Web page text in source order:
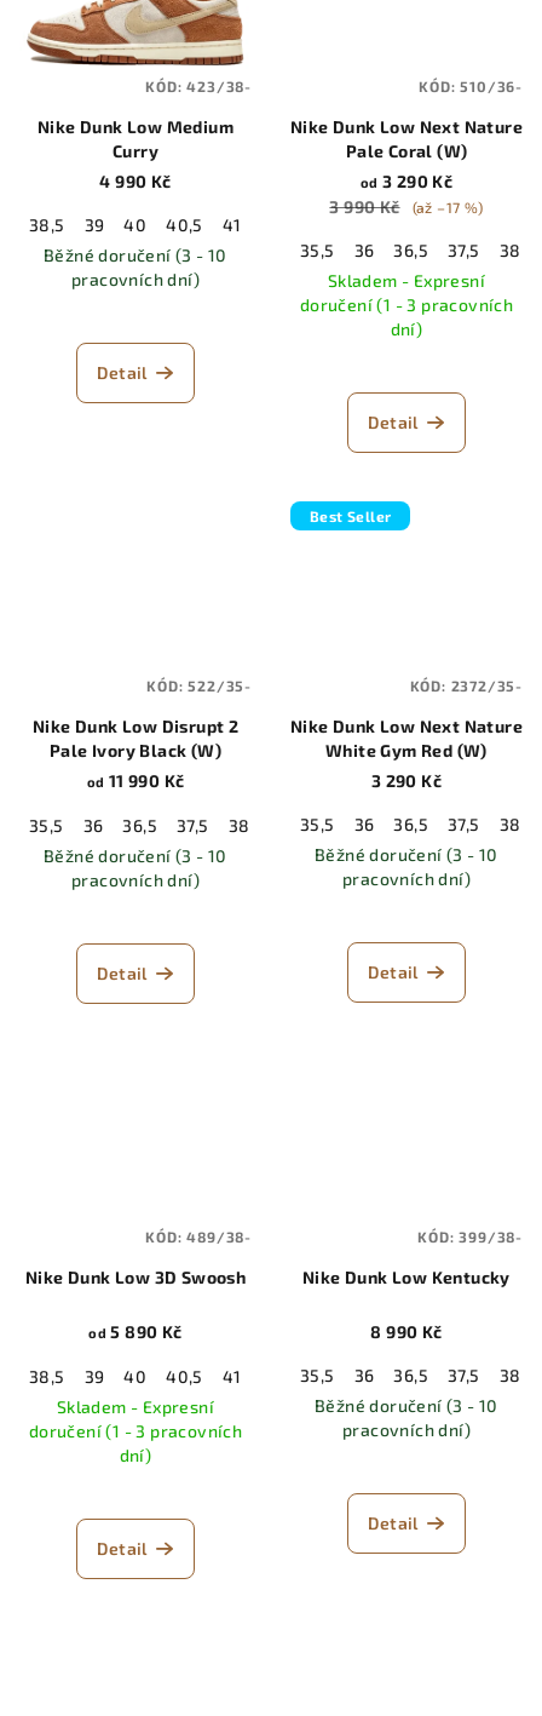
Nike Dunk Low Medium
Curry
4 990 Kč
38,5 39 40 40,5 41
Běžné doručení (3 - 10
pracovních dní)
Detail
KÓD:423/38-
Nike Dunk Low Next Nature
Pale Coral (W)
od 3 290 Kč
3 990 Kč
(až –17 %)
35,5 36 36,5 37,5 38
Skladem - Expresní
doručení (1 - 3 pracovních
dní)
Detail
KÓD:510/36-
Nike Dunk Low Disrupt 2
Pale Ivory Black (W)
od 11 990 Kč
35,5 36 36,5 37,5 38 38,5 39 40 40,5 41 42
Běžné doručení (3 - 10
pracovních dní)
Detail
KÓD:522/35-
Best Seller
Nike Dunk Low Next Nature
White Gym Red (W)
3 290 Kč
35,5 36 36,5 37,5 38
Běžné doručení (3 - 10
pracovních dní)
Detail
KÓD: 2372/35-
Nike Dunk Low 3D Swoosh
od 5 890 Kč
38,5 39 40 40,5 41 42,5 43 44 44,5 45
Skladem - Expresní
doručení (1 - 3 pracovních
dní)
Detail
KÓD:489/38-
Nike Dunk Low Kentucky
8 990 Kč
35,5 36 36,5 37,5 38
Běžné doručení (3 - 10
pracovních dní)
Detail
KÓD:399/38-